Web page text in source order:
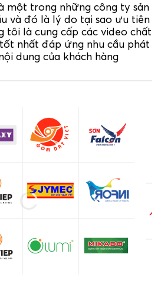
một trong những công ty sản
và đó là lý do tại sao ưu tiên
tôi là cung cấp các video chất
nhất đáp ứng nhu cầu phát
dung của khách hàng